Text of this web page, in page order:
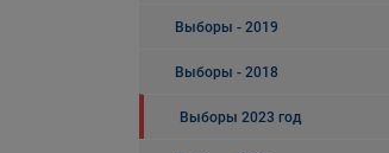
Выборы - 2019
Выборы - 2018
Выборы 2023 год